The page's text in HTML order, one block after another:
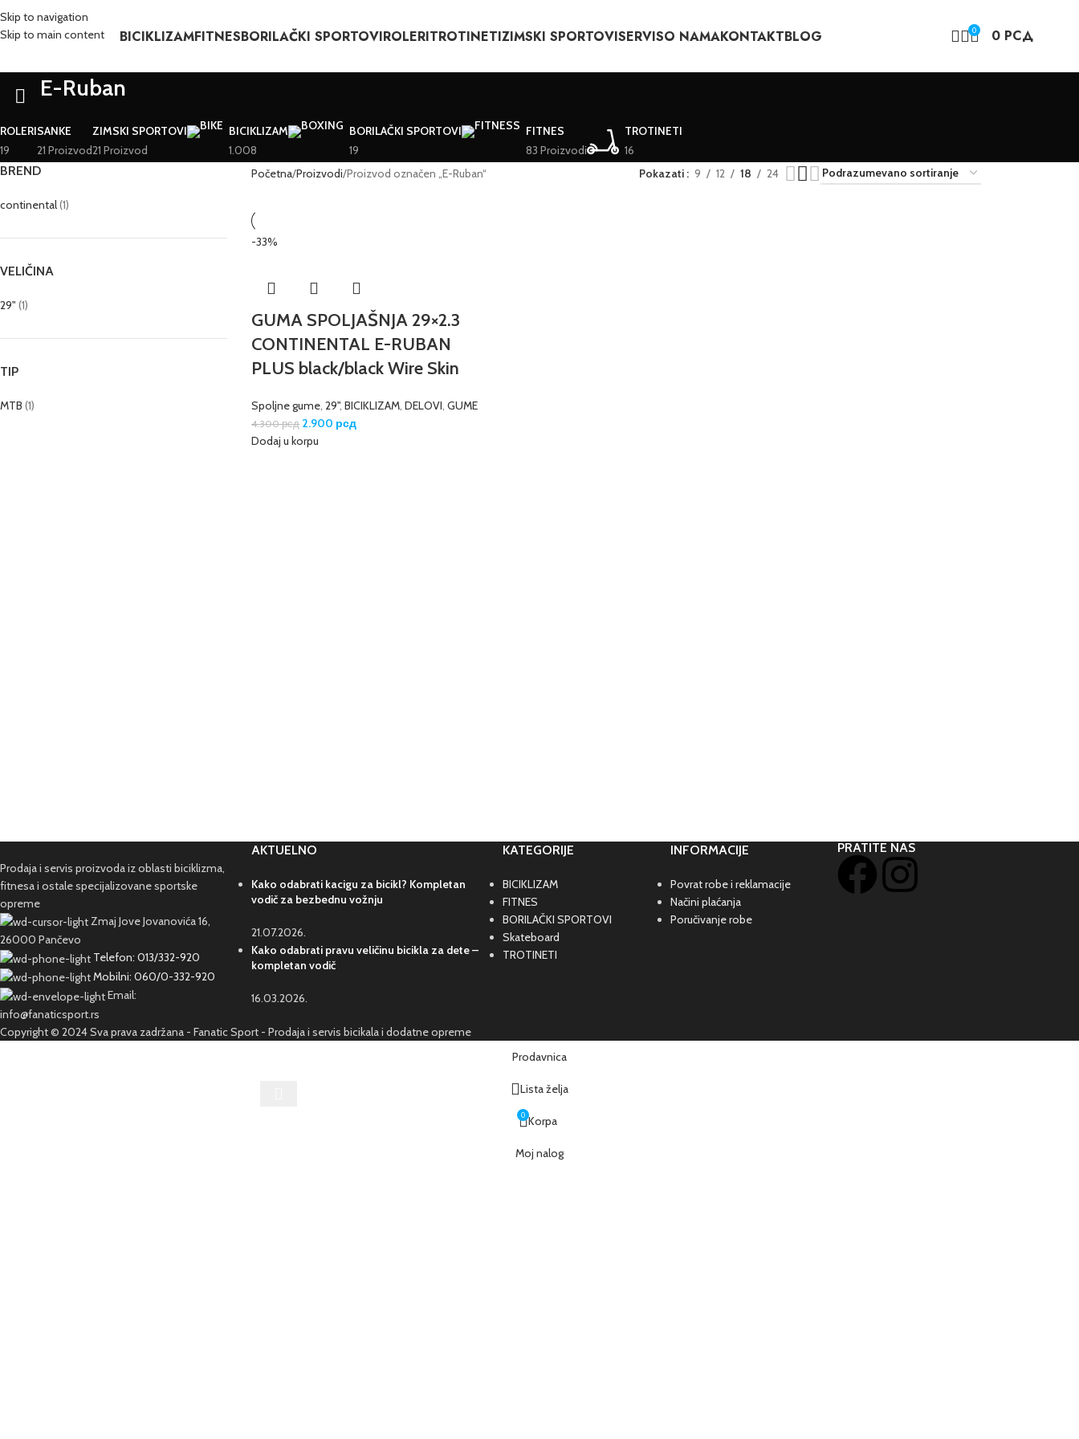
Skip to navigation
Skip to main content
BICIKLIZAMFITNESBORILAČKI SPORTOVIROLERITROTINETIZIMSKI SPORTOVISERVISO NAMAKONTAKTBLOG 0 0 РСД
E-Ruban
ROLERI
19
SANKE
21 Proizvod
ZIMSKI SPORTOVI
21 Proizvod
BICIKLIZAM
1.008
BORILAČKI SPORTOVI
19
FITNES
83 Proizvodi
TROTINETI
16
BREND
continental(1)
VELIČINA
29" (1)
TIP
MTB (1)
Početna Proizvodi Proizvod označen „E-Ruban“ Pokazati 9 12 18 24
-33%
GUMA SPOLJAŠNJA 29×2.3
CONTINENTAL E-RUBAN
PLUS black/black Wire Skin
Spoljne gume, 29", BICIKLIZAM, DELOVI, GUME
4.300рсд 2.900 рсд
Dodaj u korpu
Prodaja i servis proizvoda iz oblasti biciklizma,
fitnesa i ostale specijalizovane sportske
opreme
Zmaj Jove Jovanovića 16,
26000 Pančevo
Telefon: 013/332-920
Mobilni: 060/0-332-920
Email:
info@fanaticsport.rs
AKTUELNO
Kako odabrati kacigu za bicikl? Kompletan
vodič za bezbednu vožnju
21.07.2026.
Kako odabrati pravu veličinu bicikla za dete –
kompletan vodič
16.03.2026.
KATEGORIJE
BICIKLIZAM
FITNES
BORILAČKI SPORTOVI
Skateboard
TROTINETI
INFORMACIJE
Povrat robe i reklamacije
Načini plaćanja
Poručivanje robe
PRATITE NAS
Copyright © 2024 Sva prava zadržana - Fanatic Sport - Prodaja i servis bicikala i dodatne opreme
Prodavnica
Lista želja
0 Korpa
Moj nalog